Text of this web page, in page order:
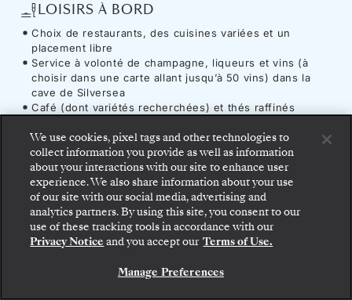
LOISIRS À BORD
Choix de restaurants, des cuisines variées et un
placement libre
Service à volonté de champagne, liqueurs et vins (à
choisir dans une carte allant jusqu’à 50 vins) dans la
cave de Silversea
Café (dont variétés recherchées) et thés raffinés
Accès illimité au centre de fitness, au sauna, au
hammam et aux espaces détente du spa (aux heures
d’ouverture)
UTILITAIRES ET COMMODITÉS
Accès Internet illimité
Service compris
Montez à bord : choisissez votre suite et consultez
les tarifs et les prestations incluses avant de
confirmer votre voyage avec Silversea en toute
sécurité.
RÉSERVEZ VOTRE SUITE
We use cookies, pixel tags and other technologies to
collect information you provide as well as information
about your interactions with our site to enhance user
experience. We also share information about your use
of our site with our social media, advertising and
analytics partners. By using this site, you consent to our
use of these tracking tools in accordance with our
Privacy Notice and you accept our Terms of Use.
Manage Preferences